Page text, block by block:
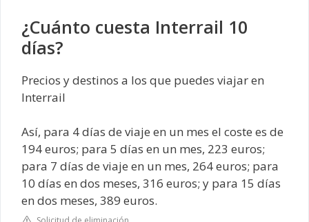
¿Cuánto cuesta Interrail 10
días?
Precios y destinos a los que puedes viajar en
Interrail
Así, para 4 días de viaje en un mes el coste es de
194 euros; para 5 días en un mes, 223 euros;
para 7 días de viaje en un mes, 264 euros; para
10 días en dos meses, 316 euros; y para 15 días
en dos meses, 389 euros.